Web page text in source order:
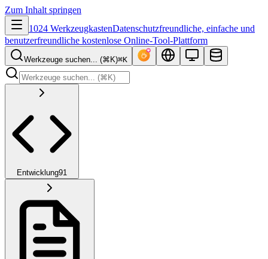
Zum Inhalt springen
1024 WerkzeugkastenDatenschutzfreundliche, einfache und
benutzerfreundliche kostenlose Online-Tool-Plattform
Werkzeuge suchen... (⌘K)⌘K
Entwicklung91